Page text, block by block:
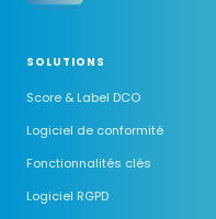
SOLUTIONS
Score & Label DCO
Logiciel de conformité
Fonctionnalités clés
Logiciel RGPD